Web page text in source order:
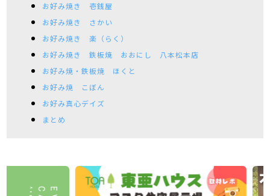
お好み焼き 壱銭屋
お好み焼き さかい
お好み焼き 楽（らく）
お好み焼き 鉄板焼 おおにし 八本松本店
お好み焼・鉄板焼 ほくと
お好み焼 こぼん
お好み真心デイズ
まとめ